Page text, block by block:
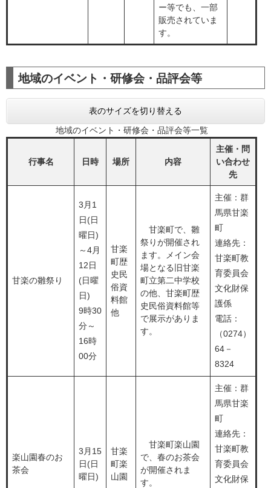
ー等でも、一部
販売されていま
す。
地域のイベント・研修会・品評会等
表のサイズを切り替える
地域のイベント・研修会・品評会等一覧
行事名​ 日時​ 場所 内容​
主催・問
い合わせ
先​
甘楽の雛祭り
​3月1
日(日
曜日)
～4月
12日
(日曜
日)
9時30
分～
16時
00分
​甘楽
町歴
史民
俗資
料館
他
​ 甘楽町で、雛
祭りが開催され
ます。メイン会
場となる旧甘楽
町立第二中学校
の他、甘楽町歴
史民俗資料館等
で展示がありま
す。
主催：群
馬県甘楽
町
連絡先：
甘楽町教
育委員会
文化財保
護係
電話：
（0274）
64－
8324
楽山園春のお
茶会
​3月15
日(日
曜日)
​甘楽
町楽
山園
​ 甘楽町楽山園
で、春のお茶会
が開催されま
す。
主催：群
馬県甘楽
町
連絡先：
甘楽町教
育委員会
文化財保